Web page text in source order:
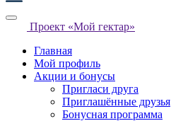
Проект «Мой гектар»
Главная
Мой профиль
Акции и бонусы
Пригласи друга
Приглашённые друзья
Бонусная программа